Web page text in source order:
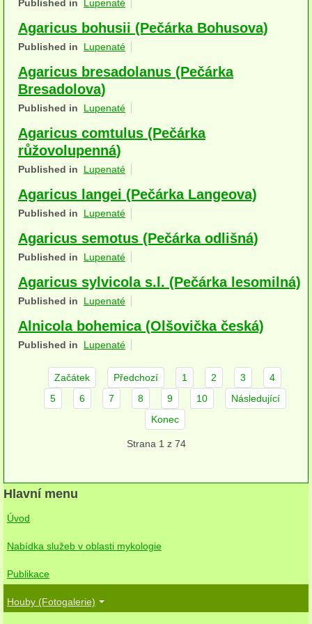
podle typu plodnic
Apothecia
na dřevě
mykorhizni
terestrické saprotrofní
šišky, plody, květy
koprofilní
muscikolni
herbikolní-dvouděložné
herbikolní-kapraďorosty
Kornacovité
hnědá hniloba
jednoleté
Published in Lupenaté
Agaricus bohusii (Pečárka Bohusova)
Published in Lupenaté
Agaricus bresadolanus (Pečárka
Bresadolova)
Published in Lupenaté
Agaricus comtulus (Pečárka
růžovolupenná)
Published in Lupenaté
Agaricus langei (Pečárka Langeova)
Published in Lupenaté
Agaricus semotus (Pečárka odlišná)
Published in Lupenaté
Agaricus sylvicola s.l. (Pečárka lesomilná)
Published in Lupenaté
Alnicola bohemica (Olšovička česká)
Published in Lupenaté
Začátek Předchozí 1 2 3
4
5
6 7 8 9 10
Následující
Konec
Strana 1 z 74
Hlavní menu
Úvod
Nabídka služeb v oblasti mykologie
Publikace
Houby (Fotogalerie)